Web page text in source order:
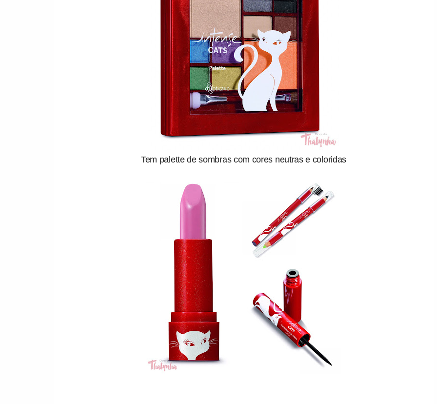
Tem palette de sombras com cores neutras e coloridas